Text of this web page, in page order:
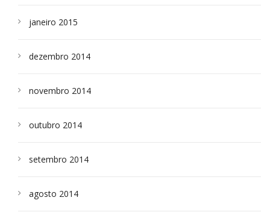
janeiro 2015
dezembro 2014
novembro 2014
outubro 2014
setembro 2014
agosto 2014